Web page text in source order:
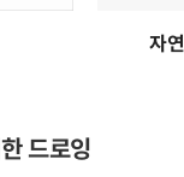
자
드로잉